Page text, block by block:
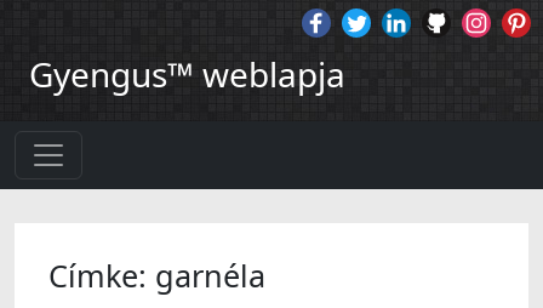
Gyengus™ weblapja
Címke: garnéla